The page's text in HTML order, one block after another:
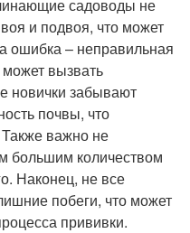
садоводы не
и подвоя, что может
ошибка – неправильная
вызвать
новички забывают
почвы, что
важно не
большим количеством
Наконец, не все
побеги, что может
прививки.